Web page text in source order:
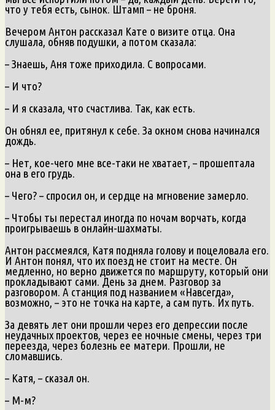
что у тебя есть, сынок. Штамп – не броня.
Вечером Антон рассказал Кате о визите отца. Она
слушала, обняв подушки, а потом сказала:
– Знаешь, Аня тоже приходила. С вопросами.
– И что?
– И я сказала, что счастлива. Так, как есть.
Он обнял ее, притянул к себе. За окном снова начинался
дождь.
– Нет, кое-чего мне все-таки не хватает, – прошептала
она в его грудь.
– Чего? – спросил он, и сердце на мгновение замерло.
– Чтобы ты перестал иногда по ночам ворчать, когда
проигрываешь в онлайн-шахматы.
Антон рассмеялся, Катя подняла голову и поцеловала его.
И Антон понял, что их поезд не стоит на месте. Он
медленно, но верно движется по маршруту, который они
прокладывают сами. День за днем. Разговор за
разговором. А станция под названием «Навсегда»,
возможно, – это не точка на карте, а сам путь. Их путь.
За девять лет они прошли через его депрессии после
неудачных проектов, через ее ночные смены, через три
переезда, через болезнь ее матери. Прошли, не
сломавшись.
– Катя, – сказал он.
– М-м?